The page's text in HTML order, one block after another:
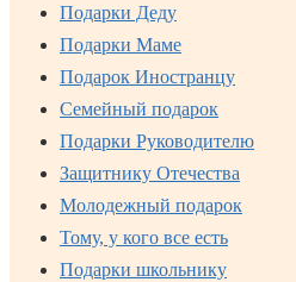
Подарки Деду
Подарки Маме
Подарок Иностранцу
Семейный подарок
Подарки Руководителю
Защитнику Отечества
Молодежный подарок
Тому, у кого все есть
Подарки школьнику